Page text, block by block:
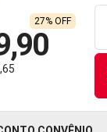
27% OFF